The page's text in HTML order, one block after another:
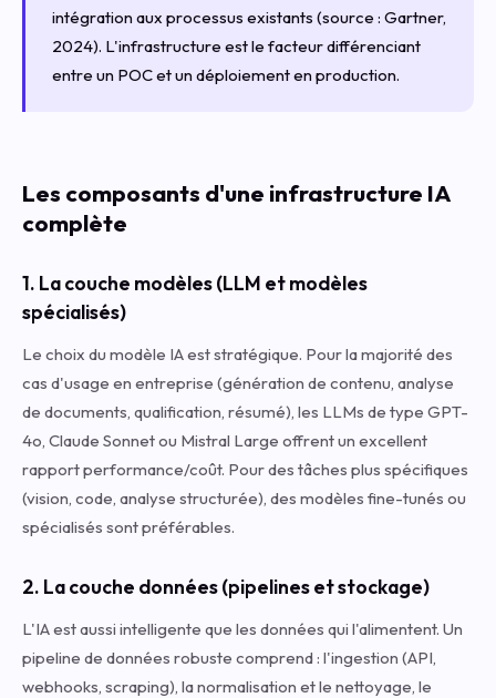
intégration aux processus existants (source : Gartner,
2024). L'infrastructure est le facteur différenciant
entre un POC et un déploiement en production.
Les composants d'une infrastructure IA
complète
1. La couche modèles (LLM et modèles
spécialisés)
Le choix du modèle IA est stratégique. Pour la majorité des
cas d'usage en entreprise (génération de contenu, analyse
de documents, qualification, résumé), les LLMs de type GPT-
4o, Claude Sonnet ou Mistral Large offrent un excellent
rapport performance/coût. Pour des tâches plus spécifiques
(vision, code, analyse structurée), des modèles fine-tunés ou
spécialisés sont préférables.
2. La couche données (pipelines et stockage)
L'IA est aussi intelligente que les données qui l'alimentent. Un
pipeline de données robuste comprend : l'ingestion (API,
webhooks, scraping), la normalisation et le nettoyage, le